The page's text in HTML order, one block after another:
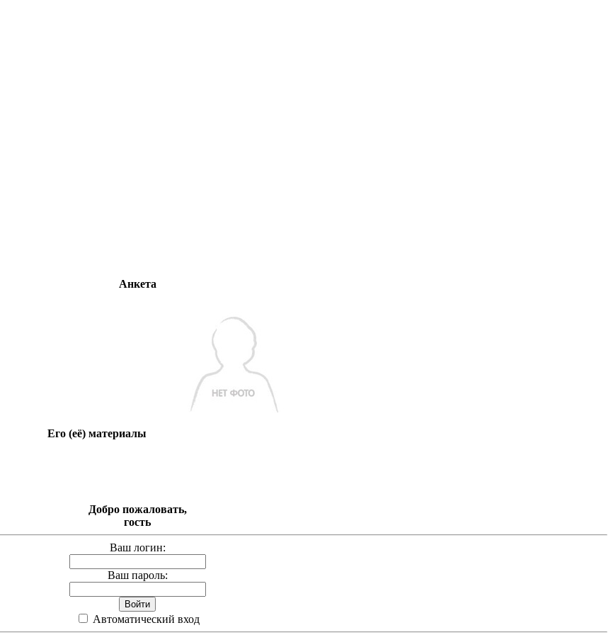
Анкета
Его (её) материалы
Добро пожаловать,
гость
Ваш логин:
Ваш пароль:
Автоматический вход